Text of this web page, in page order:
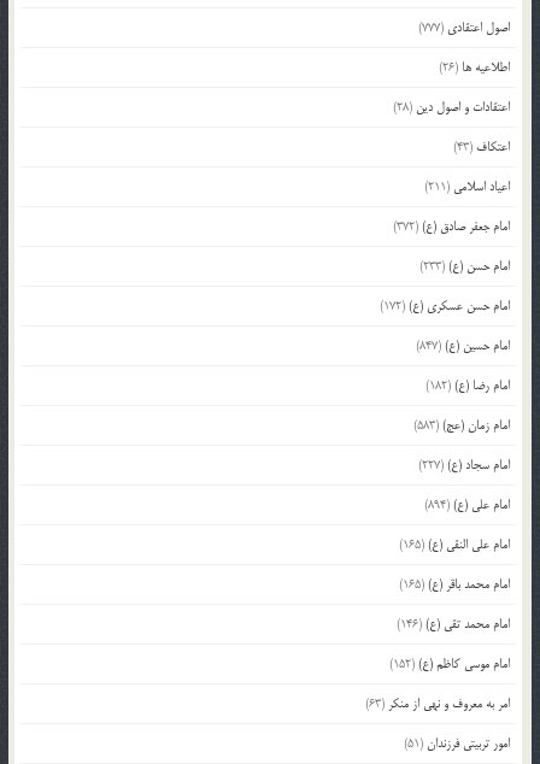
اصول اعتقادی (777)
اطلاعیه ها (26)
اعتقادات و اصول دین (28)
اعتکاف (43)
اعیاد اسلامی (211)
امام جعفر صادق (ع)(372)
امام حسن (ع)(233)
امام حسن عسکری (ع)(172)
امام حسین (ع)(847)
امام رضا (ع)(182)
امام زمان (عج)(583)
امام سجاد (ع)(227)
امام علی (ع)(894)
امام علی النقی (ع)(165)
امام محمد باقر (ع)(165)
امام محمد تقی (ع)(146)
امام موسی کاظم (ع)(152)
امر به معروف و نهی از منکر (63)
امور تربیتی فرزندان(51)